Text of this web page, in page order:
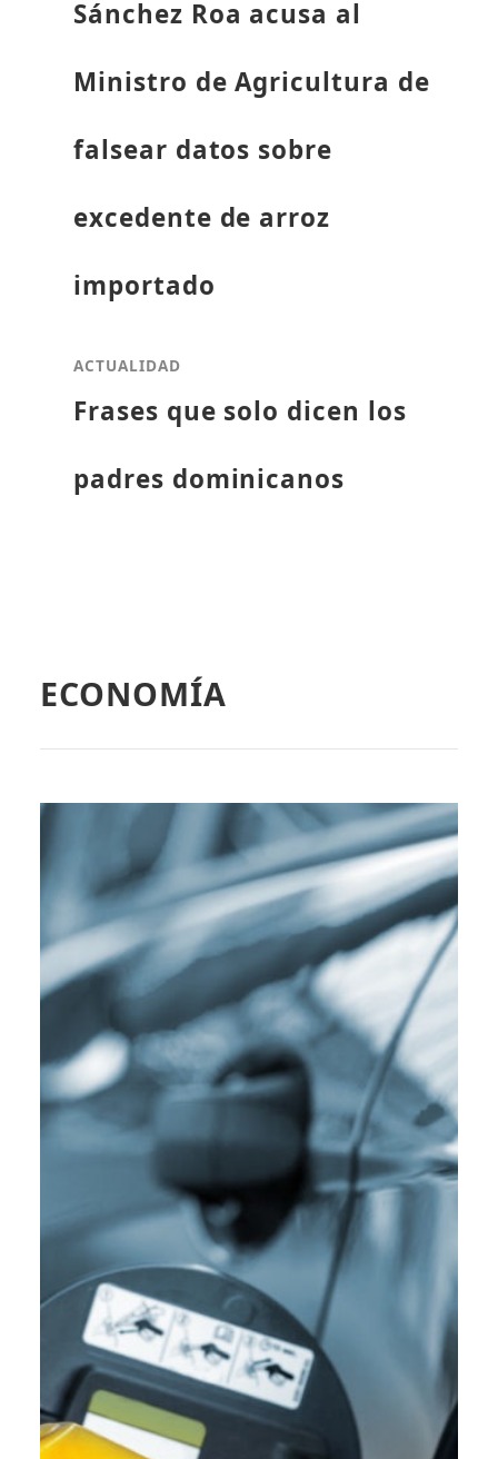
Sánchez Roa acusa al
Ministro de Agricultura de
falsear datos sobre
excedente de arroz
importado
ACTUALIDAD
Frases que solo dicen los
padres dominicanos
ECONOMÍA